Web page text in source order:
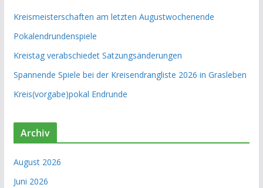
Kreismeisterschaften am letzten Augustwochenende
Pokalendrundenspiele
Kreistag verabschiedet Satzungsänderungen
Spannende Spiele bei der Kreisendrangliste 2026 in Grasleben
Kreis(vorgabe)pokal Endrunde
Archiv
August 2026
Juni 2026